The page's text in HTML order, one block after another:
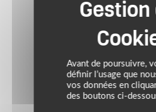
Avant de poursuivre,
définir l’usage que
vos données en
des boutons ci-